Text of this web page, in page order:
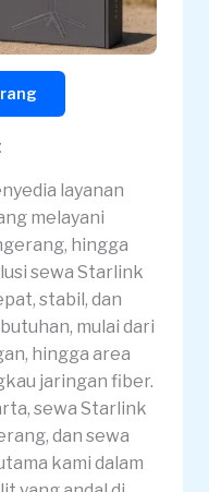
layanan
melayani
hingga
sewa Starlink
stabil, dan
mulai dari
hingga area
jaringan fiber.
sewa Starlink
dan sewa
kami dalam